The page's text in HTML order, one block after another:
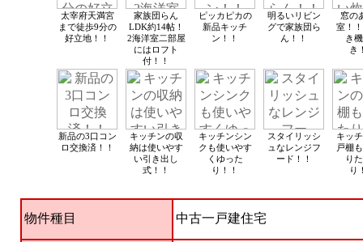
太宰府天満宮
まで徒歩9分の
好立地！！
家族団らん
LDK約14帖！
2海洋室二部屋
にはロフト
付！！
ピッカピカの
新品キッチ
ン！！
明るいリビン
グで家族団ら
ん！！
窓の
室！
き
き
新品の3口コン
ロ交換済！！
キッチンの収
納は使いやす
い引き出し
式！！
キッチンシン
クも使いやす
くゆった
り！！
スタイリッシ
ュなレンジフ
ード！！
キッ
戸棚
り
り
物件種目 中古一戸建住宅